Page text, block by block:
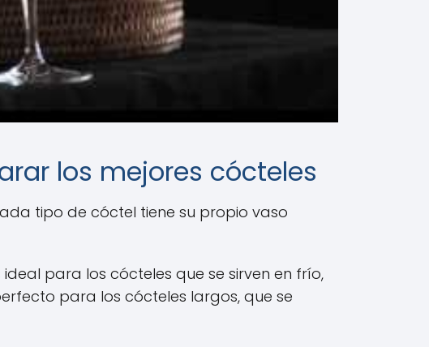
los mejores cócteles
tipo de cóctel tiene su propio vaso
para los cócteles que se sirven en frío,
para los cócteles largos, que se